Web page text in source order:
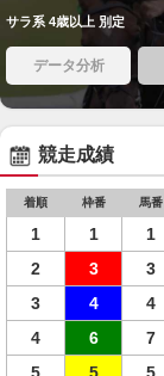
サラ系 4歳以上 別定
データ分析
競走成績
着順 枠番 馬番
1 1 1
2
3 3
3
4 4
4
6 7